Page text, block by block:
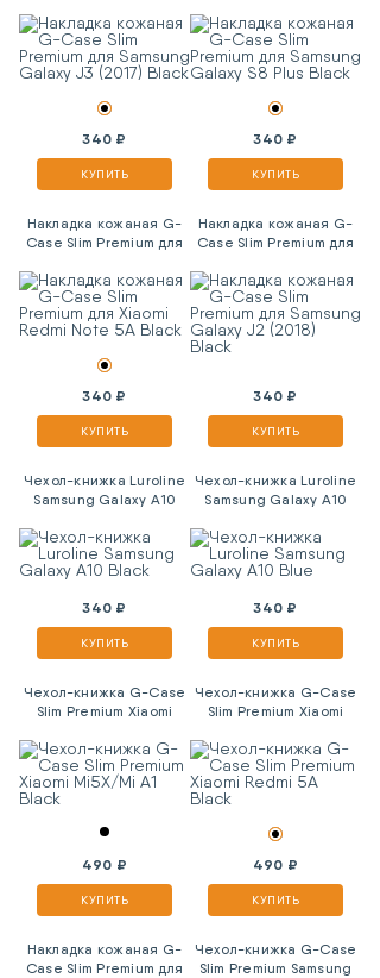
(2017) Black
340 ₽
КУПИТЬ
Black
340 ₽
КУПИТЬ
Накладка кожаная G-
Case Slim Premium для
Black
340 ₽
КУПИТЬ
Накладка кожаная G-
Case Slim Premium для
(2018) Black
340 ₽
КУПИТЬ
Чехол-книжка Luroline
Samsung Galaxy A10
340 ₽
КУПИТЬ
Чехол-книжка Luroline
Samsung Galaxy A10
340 ₽
КУПИТЬ
Чехол-книжка G-Case
Slim Premium Xiaomi
490 ₽
КУПИТЬ
Чехол-книжка G-Case
Slim Premium Xiaomi
490 ₽
КУПИТЬ
Накладка кожаная G-
Case Slim Premium для
Чехол-книжка G-Case
Slim Premium Samsung